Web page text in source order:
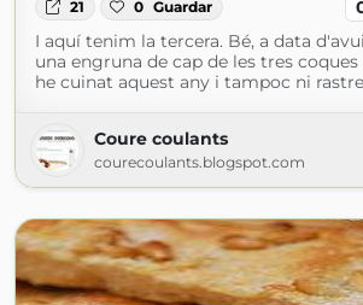
21 0 Guardar
I aquí tenim la tercera. Bé, a data
una engruna de cap de les tres coques
he cuinat aquest any i tampoc ni rastre
Coure coulants
courecoulants.blogspot.com